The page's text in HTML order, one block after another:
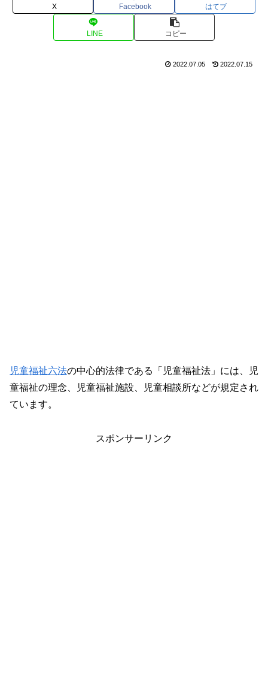
X Facebook はてブ
LINE コピー
2022.07.05 2022.07.15
児童福祉六法の中心的法律である「児童福祉法」には、児
童福祉の理念、児童福祉施設、児童相談所などが規定され
ています。
スポンサーリンク